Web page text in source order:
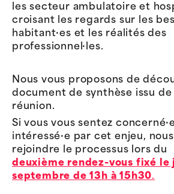
les secteur ambulatoire et
croisant les regards sur les
habitant·es et les réalités des
professionnel·les.
Nous vous proposons de
document de synthèse issu
réunion.
Si vous vous sentez
intéressé·e par cet enjeu,
rejoindre le processus lors du
deuxième rendez-vous fixé le
septembre de 13h à 15h30.